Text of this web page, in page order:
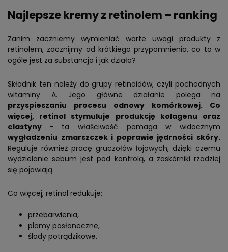
Najlepsze kremy z retinolem – ranking
Zanim zaczniemy wymieniać warte uwagi produkty z
retinolem, zacznijmy od krótkiego przypomnienia, co to w
ogóle jest za substancja i jak działa?
Składnik ten należy do grupy retinoidów, czyli pochodnych
witaminy A. Jego główne działanie polega na
przyspieszaniu procesu odnowy komórkowej. Co
więcej, retinol stymuluje produkcję kolagenu oraz
elastyny - ta właściwość pomaga w widocznym
wygładzeniu zmarszczek i poprawie jędrności skóry.
Reguluje również pracę gruczołów łojowych, dzięki czemu
wydzielanie sebum jest pod kontrolą, a zaskórniki rzadziej
się pojawiają.
Co więcej, retinol redukuje:
przebarwienia,
plamy posłoneczne,
ślady potrądzikowe.